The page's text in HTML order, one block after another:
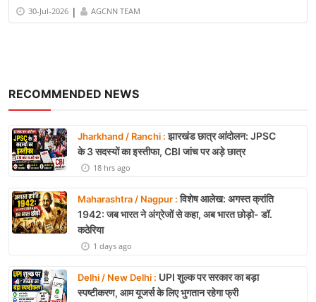
RECOMMENDED NEWS
Jharkhand / Ranchi :झारखंड छात्र आंदोलन: JPSC
के 3 सदस्यों का इस्तीफा, CBI जांच पर अड़े छात्र
18 hrs ago
Maharashtra / Nagpur :विशेष आलेख: अगस्त क्रांति
1942: जब भारत ने अंग्रेजों से कहा, अब भारत छोड़ो- डॉ.
कठेरिया
1 days ago
Delhi / New Delhi : UPI शुल्क पर सरकार का बड़ा
स्पष्टीकरण, आम यूजर्स के लिए भुगतान रहेगा फ्री
30-Jul-2026 | AGCNN TEAM